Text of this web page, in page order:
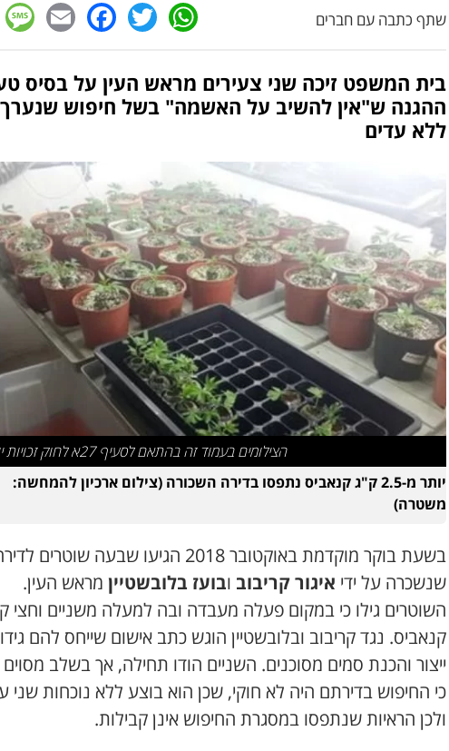
שתף כתבה עם חברים WhatsApp
Twitter
בית המשפט זיכה שני צעירים מראש העין על בסיס
ההגנה ש"אין להשיב על האשמה" בשל חיפוש שנערך
ללא עדים
הצילומים בעמוד זה בהתאם לסעיף 27א לחוק זכויות יוצרים
יותר מ-2.5 ק"ג קנאביס נתפסו בדירה השכורה (צילום ארכיון להמחשה:
משטרה)
בשעת בוקר מוקדמת באוקטובר 2018 הגיעו שבעה שוטרים
שנשכרה על ידי איגור קריבוב ובועז בלובשטיין מראש העין.
השוטרים גילו כי במקום פעלה מעבדה ובה למעלה משניים וחצי
קנאביס. נגד קריבוב ובלובשטיין הוגש כתב אישום שייחס להם
ייצור והכנת סמים מסוכנים. השניים הודו תחילה, אך בשלב
כי החיפוש בדירתם היה לא חוקי, שכן הוא בוצע ללא נוכחות שני
ולכן הראיות שנתפסו במסגרת החיפוש אינן קבילות.